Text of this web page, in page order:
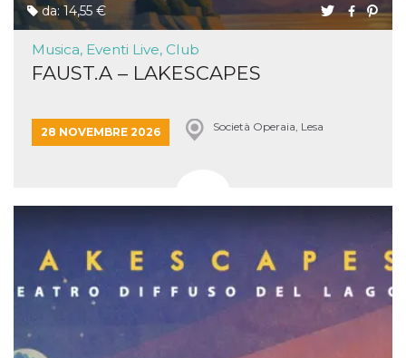
da: 14,55 €
Musica, Eventi Live, Club
FAUST.A – LAKESCAPES
28 NOVEMBRE 2026 Società Operaia, Lesa